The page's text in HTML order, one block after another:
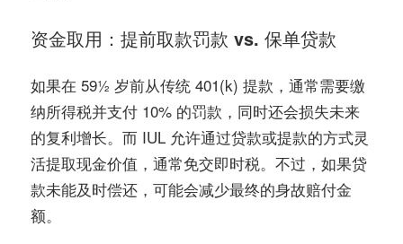
资金取用：提前取款罚款 vs. 保单贷款
如果在 59½ 岁前从传统 401(k) 提款，通常需要缴
纳所得税并支付 10% 的罚款，同时还会损失未来
的复利增长。而 IUL 允许通过贷款或提款的方式灵
活提取现金价值，通常免交即时税。不过，如果贷
款未能及时偿还，可能会减少最终的身故赔付金
额。